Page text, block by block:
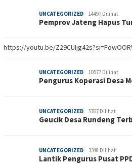
UNCATEGORIZED 14497 Dilihat
Pemprov Jateng Hapus
https://youtu.be/
UNCATEGORIZED 10577 Dilihat
Pengurus Koperasi Desa
UNCATEGORIZED 5767 Dilihat
Geucik Desa Rundeng
UNCATEGORIZED 3348 Dilihat
Lantik Pengurus Pusat